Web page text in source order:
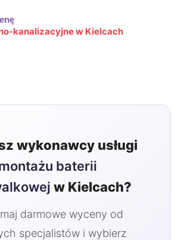
kanalizacyjne w Kielcach
wykonawcy usługi
baterii
w Kielcach?
darmowe wyceny od
specjalistów i wybierz